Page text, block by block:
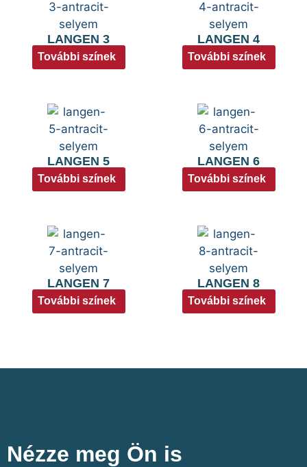
LANGEN 3
További színek
LANGEN 4
További színek
LANGEN 5
További színek
LANGEN 6
További színek
LANGEN 7
További színek
LANGEN 8
További színek
Nézze meg Ön is